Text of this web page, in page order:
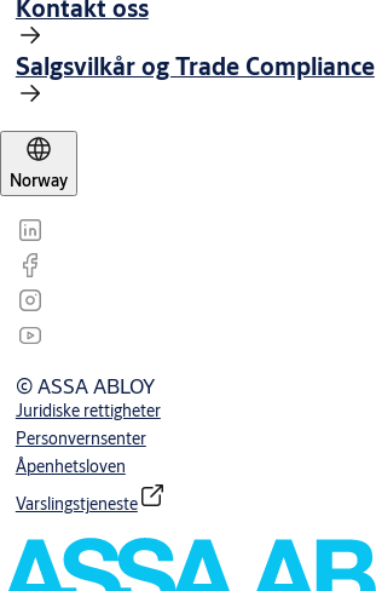
Kontakt oss
Salgsvilkår og Trade Compliance
Norway
© ASSA ABLOY
Juridiske rettigheter
Personvernsenter
Åpenhetsloven
Varslingstjeneste